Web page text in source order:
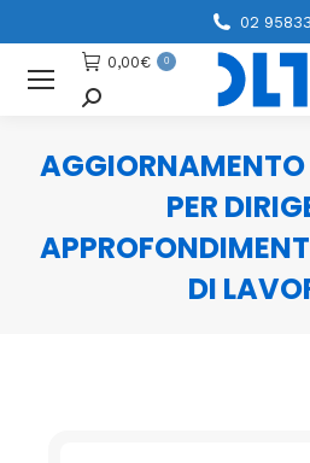
02
0,00€ 0
Cerca
PER
DI